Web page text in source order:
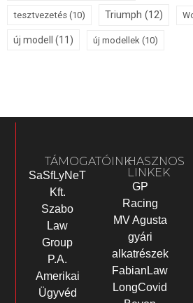
tesztvezetés (10) Triumph (12)
új modell (11) új modellek (10)
TÁMOGATÓINK
SaSfLyNeT
Kft.
Szabo
Law
Group
P.A.
Amerikai
Ügyvéd
HASZNOS
LINKEK
GP
Racing
MV Agusta
gyári
alkatrészek
FabianLaw
LongCovid